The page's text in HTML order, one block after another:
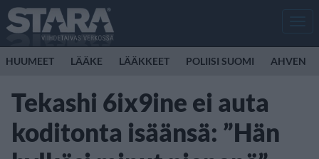
HUUMEET LÄÄKE LÄÄKKEET POLIISI SUOMI AHVEN
Tekashi 6ix9ine ei auta
koditonta isäänsä: ”Hän